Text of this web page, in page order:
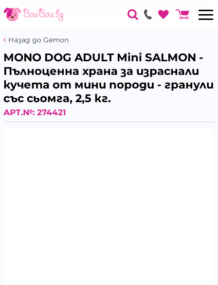
Назад до Gemon
MONO DOG ADULT Mini SALMON -
Пълноценна храна за израснали
кучета от мини породи - гранули
със сьомга, 2,5 кг.
АРТ.№: 274421